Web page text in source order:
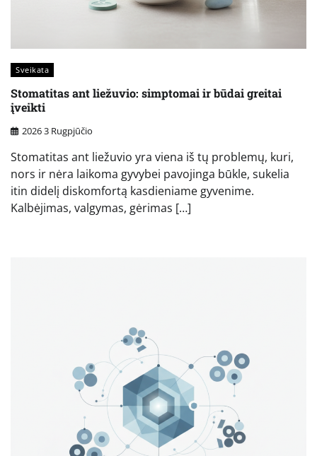
Sveikata
Stomatitas ant liežuvio: simptomai ir būdai greitai
įveikti
2026 3 Rugpjūčio
Stomatitas ant liežuvio yra viena iš tų problemų, kuri,
nors ir nėra laikoma gyvybei pavojinga būkle, sukelia
itin didelį diskomfortą kasdieniame gyvenime.
Kalbėjimas, valgymas, gėrimas […]